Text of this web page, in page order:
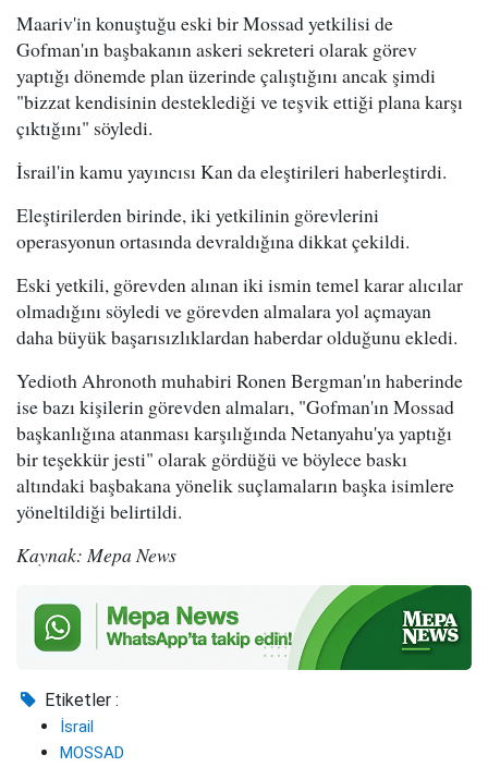
Maariv'in konuştuğu eski bir Mossad yetkilisi de
Gofman'ın başbakanın askeri sekreteri olarak görev
yaptığı dönemde plan üzerinde çalıştığını ancak şimdi
"bizzat kendisinin desteklediği ve teşvik ettiği plana karşı
çıktığını" söyledi.
İsrail'in kamu yayıncısı Kan da eleştirileri haberleştirdi.
Eleştirilerden birinde, iki yetkilinin görevlerini
operasyonun ortasında devraldığına dikkat çekildi.
Eski yetkili, görevden alınan iki ismin temel karar alıcılar
olmadığını söyledi ve görevden almalara yol açmayan
daha büyük başarısızlıklardan haberdar olduğunu ekledi.
Yedioth Ahronoth muhabiri Ronen Bergman'ın haberinde
ise bazı kişilerin görevden almaları, "Gofman'ın Mossad
başkanlığına atanması karşılığında Netanyahu'ya yaptığı
bir teşekkür jesti" olarak gördüğü ve böylece baskı
altındaki başbakana yönelik suçlamaların başka isimlere
yöneltildiği belirtildi.
Kaynak: Mepa News
Etiketler :
İsrail
MOSSAD